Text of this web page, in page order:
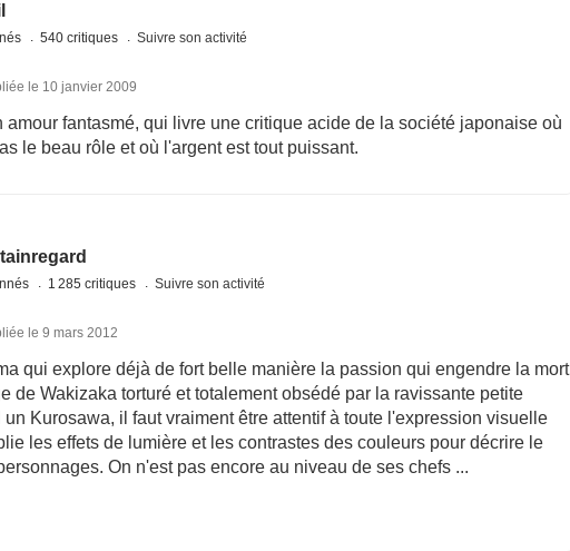
540 critiques Suivre son activité
le 10 janvier 2009
amour fantasmé, qui livre une critique acide de la société japonaise où
le beau rôle et où l'argent est tout puissant.
1 285 critiques Suivre son activité
le 9 mars 2012
qui explore déjà de fort belle manière la passion qui engendre la mort
de Wakizaka torturé et totalement obsédé par la ravissante petite
Kurosawa, il faut vraiment être attentif à toute l'expression visuelle
les effets de lumière et les contrastes des couleurs pour décrire le
On n'est pas encore au niveau de ses chefs ...